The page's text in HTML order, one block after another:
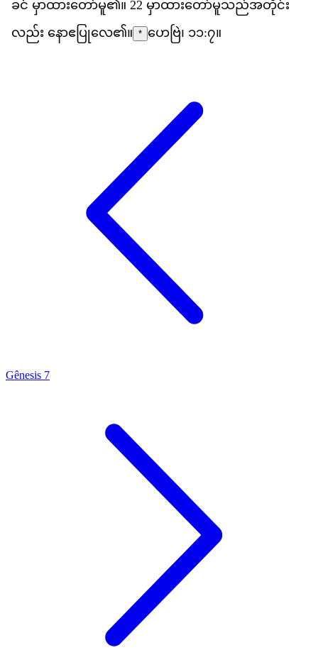
ခင မထတမူ၏။ 22 မထတမသညအတင
လည နဧ ပလေ၏။ * ဟေဗြဲ၊ ၁၁:၇။
Gênesis 7